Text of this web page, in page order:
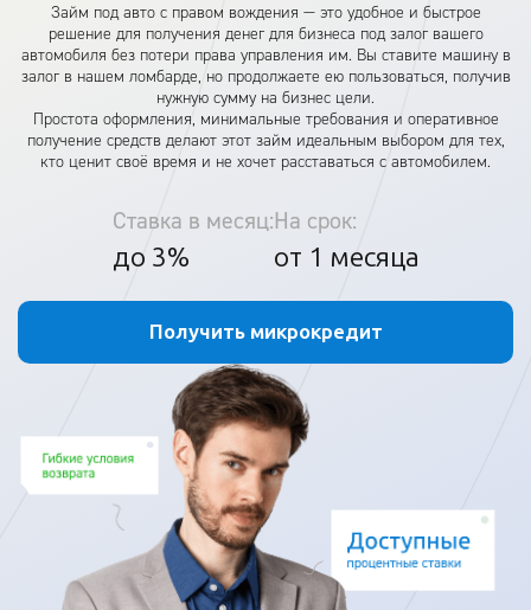
Займ под авто с правом вождения — это удобное и быстрое
решение для получения денег для бизнеса под залог вашего
автомобиля без потери права управления им. Вы ставите машину в
залог в нашем ломбарде, но продолжаете ею пользоваться, получив
нужную сумму на бизнес цели.
Простота оформления, минимальные требования и оперативное
получение средств делают этот займ идеальным выбором для тех,
кто ценит своё время и не хочет расставаться с автомобилем.
Ставка в месяц:
до 3%
На срок:
от 1 месяца
Получить микрокредит